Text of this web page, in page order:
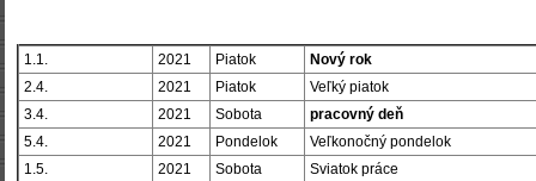
1.1. 2021 Piatok
Nový rok
2.4.
2021 Piatok
Veľký piatok
3.4.
2021 Sobota
pracovný deň
5.4.
2021 Pondelok
Veľkonočný pondelok
1.5.
2021 Sobota
Sviatok práce